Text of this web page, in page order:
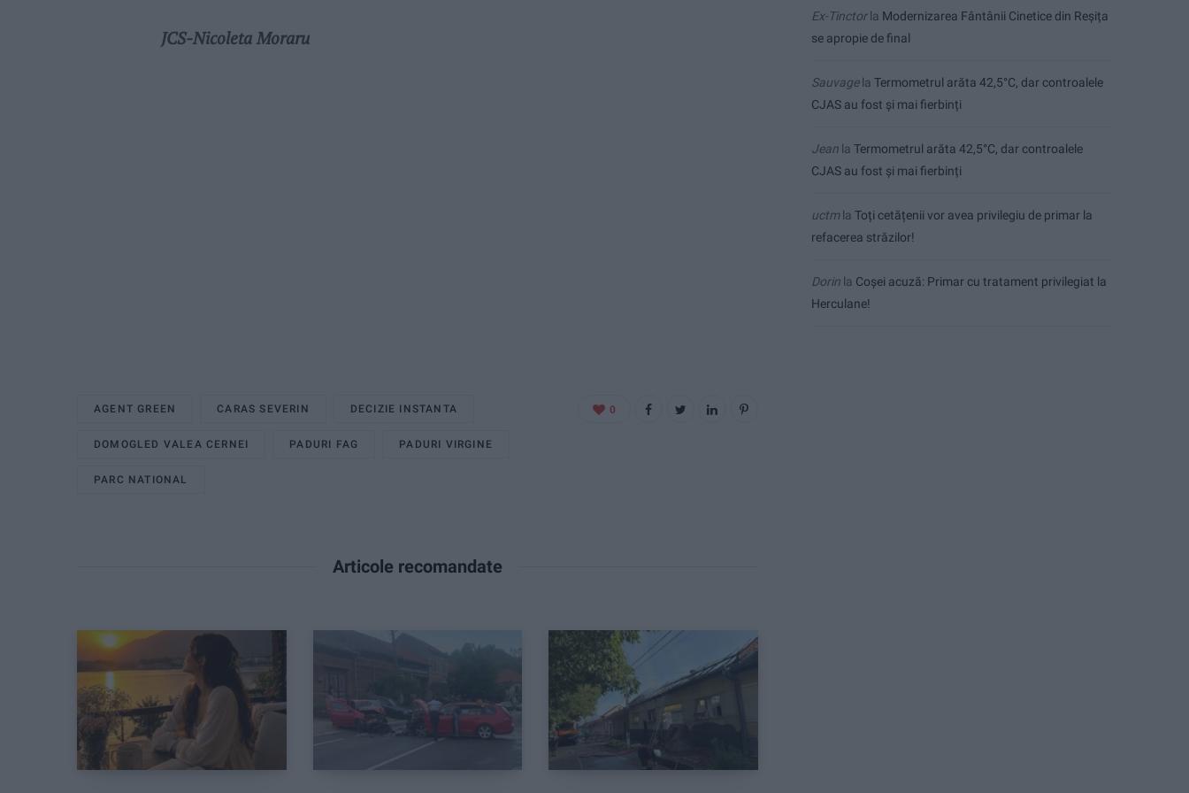
JCS-Nicoleta Moraru
AGENT GREEN CARAS SEVERIN DECIZIE INSTANTA
DOMOGLED VALEA CERNEI PADURI FAG PADURI VIRGINE
PARC NATIONAL
0
Articole recomandate
Ex-Tinctorla Modernizarea Fântânii Cinetice din Reșița
se apropie de final
Sauvagela Termometrul arăta 42,5°C, dar controalele
CJAS au fost și mai fierbinți
Jean la Termometrul arăta 42,5°C, dar controalele
CJAS au fost și mai fierbinți
uctmla Toți cetățenii vor avea privilegiu de primar la
refacerea străzilor!
Dorin la Coșei acuză: Primar cu tratament privilegiat la
Herculane!